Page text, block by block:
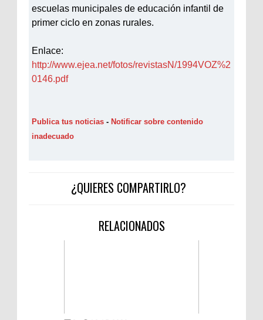
escuelas municipales de educación infantil de
primer ciclo en zonas rurales.
Enlace:
http://www.ejea.net/fotos/revistasN/1994VOZ%2
0146.pdf
Publica tus noticias - Notificar sobre contenido
inadecuado
¿QUIERES COMPARTIRLO?
RELACIONADOS